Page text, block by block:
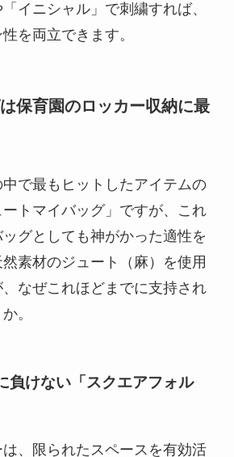
イニシャル」で刺繍すれば、
を両立できます。
保育園のロッカー収納に最
で最もヒットしたアイテムの
トマイバッグ」ですが、これ
グとしても神がかった適性を
素材のジュート（麻）を使用
なぜこれほどまでに支持され
。
負けない「スクエアフォル
、限られたスペースを有効活